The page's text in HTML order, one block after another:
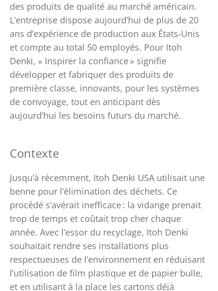
des produits de qualité au marché américain.
L’entreprise dispose aujourd’hui de plus de 20
ans d’expérience de production aux États‑Unis
et compte au total 50 employés. Pour Itoh
Denki, « Inspirer la confiance » signifie
développer et fabriquer des produits de
première classe, innovants, pour les systèmes
de convoyage, tout en anticipant dès
aujourd’hui les besoins futurs du marché.
Contexte
Jusqu’à récemment, Itoh Denki USA utilisait une
benne pour l’élimination des déchets. Ce
procédé s’avérait inefficace : la vidange prenait
trop de temps et coûtait trop cher chaque
année. Avec l’essor du recyclage, Itoh Denki
souhaitait rendre ses installations plus
respectueuses de l’environnement en réduisant
l’utilisation de film plastique et de papier bulle,
et en utilisant à la place les cartons déjà